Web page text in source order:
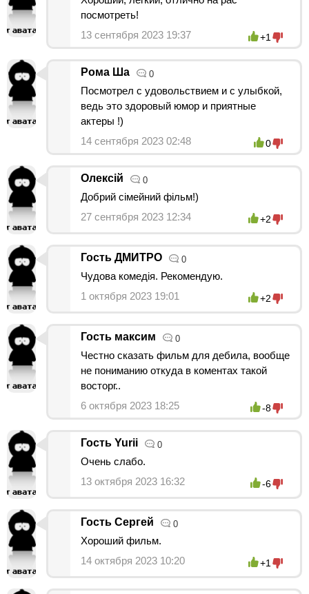
посмотреть!
13 сентября 2023 19:37
+1
Рома Ша 0
Посмотрел с удовольствием и с улыбкой,
ведь это здоровый юмор и приятные
актеры !)
14 сентября 2023 02:48
0
Олексій 0
Добрий сімейний фільм!)
27 сентября 2023 12:34
+2
Гость ДМИТРО 0
Чудова комедія. Рекомендую.
1 октября 2023 19:01
+2
Гость максим 0
Честно сказать фильм для дебила, вообще
не пониманию откуда в коментах такой
восторг..
6 октября 2023 18:25
-8
Гость Yurii 0
Очень слабо.
13 октября 2023 16:32
-6
Гость Сергей 0
Хороший фильм.
14 октября 2023 10:20
+1